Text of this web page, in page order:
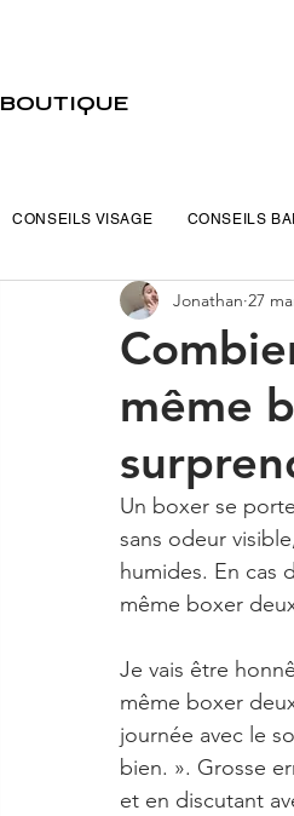
BOUTIQUE
même
Jonathan 27
Un boxer se
sans odeur
humides. En cas
même boxer
Je vais être
même boxer
journée avec le
bien. ». Grosse
et en discutant
CONSEILS VISAGE CONSEILS